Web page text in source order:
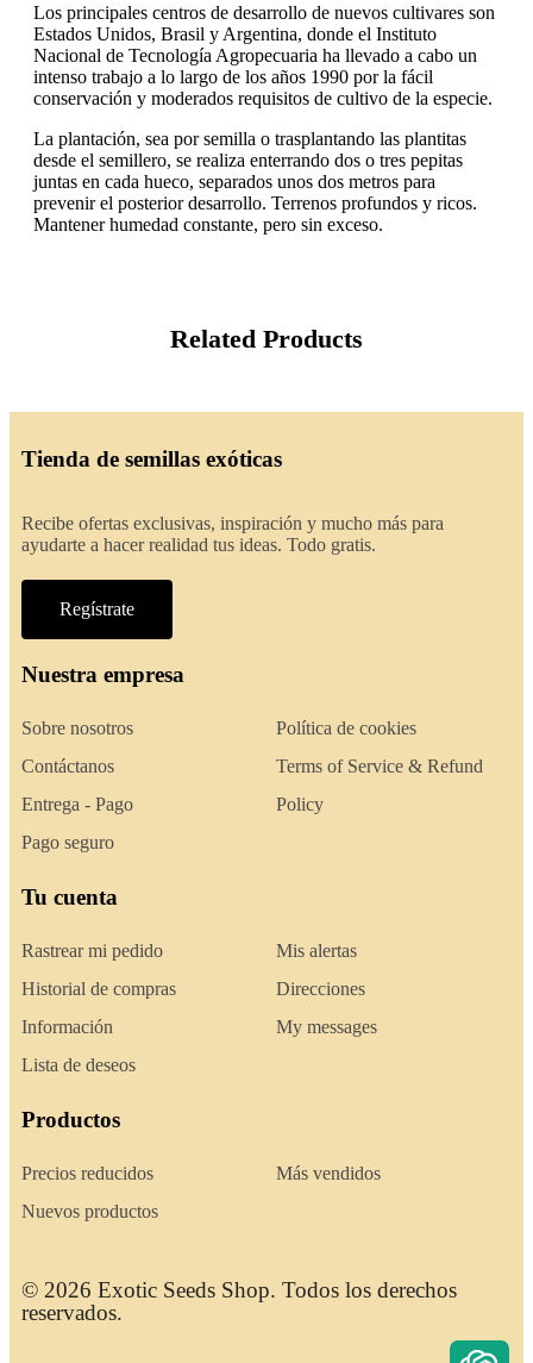
Los principales centros de desarrollo de nuevos cultivares son
Estados Unidos, Brasil y Argentina, donde el Instituto
Nacional de Tecnología Agropecuaria ha llevado a cabo un
intenso trabajo a lo largo de los años 1990 por la fácil
conservación y moderados requisitos de cultivo de la especie.
La plantación, sea por semilla o trasplantando las plantitas
desde el semillero, se realiza enterrando dos o tres pepitas
juntas en cada hueco, separados unos dos metros para
prevenir el posterior desarrollo. Terrenos profundos y ricos.
Mantener humedad constante, pero sin exceso.
Related Products
Tienda de semillas exóticas
Recibe ofertas exclusivas, inspiración y mucho más para
ayudarte a hacer realidad tus ideas. Todo gratis.
Regístrate
Nuestra empresa
Sobre nosotros
Contáctanos
Entrega - Pago
Pago seguro
Política de cookies
Terms of Service & Refund
Policy
Tu cuenta
Rastrear mi pedido
Historial de compras
Información
Lista de deseos
Mis alertas
Direcciones
My messages
Productos
Precios reducidos
Nuevos productos
Más vendidos
© 2026 Exotic Seeds Shop. Todos los derechos
reservados.